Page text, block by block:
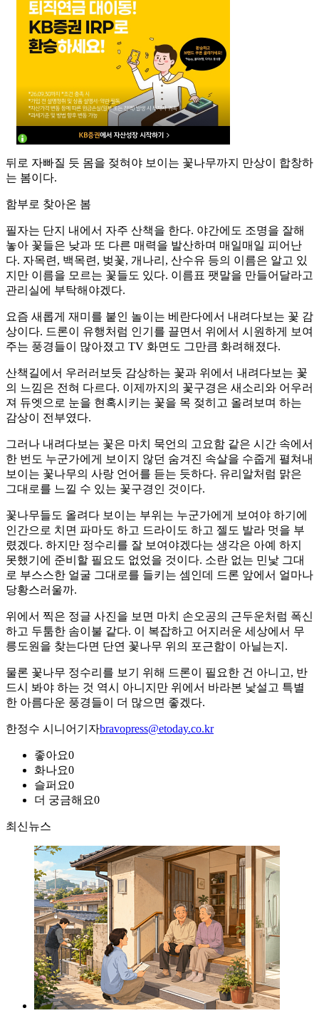
뒤로 자빠질 듯 몸을 젖혀야 보이는 꽃나무까지 만상이 합창하
는 봄이다.
함부로 찾아온 봄
필자는 단지 내에서 자주 산책을 한다. 야간에도 조명을 잘해
놓아 꽃들은 낮과 또 다른 매력을 발산하며 매일매일 피어난
다. 자목련, 백목련, 벚꽃, 개나리, 산수유 등의 이름은 알고 있
지만 이름을 모르는 꽃들도 있다. 이름표 팻말을 만들어달라고
관리실에 부탁해야겠다.
요즘 새롭게 재미를 붙인 놀이는 베란다에서 내려다보는 꽃 감
상이다. 드론이 유행처럼 인기를 끌면서 위에서 시원하게 보여
주는 풍경들이 많아졌고 TV 화면도 그만큼 화려해졌다.
산책길에서 우러러보듯 감상하는 꽃과 위에서 내려다보는 꽃
의 느낌은 전혀 다르다. 이제까지의 꽃구경은 새소리와 어우러
져 듀엣으로 눈을 현혹시키는 꽃을 목 젖히고 올려보며 하는
감상이 전부였다.
그러나 내려다보는 꽃은 마치 묵언의 고요함 같은 시간 속에서
한 번도 누군가에게 보이지 않던 숨겨진 속살을 수줍게 펼쳐내
보이는 꽃나무의 사랑 언어를 듣는 듯하다. 유리알처럼 맑은
그대로를 느낄 수 있는 꽃구경인 것이다.
꽃나무들도 올려다 보이는 부위는 누군가에게 보여야 하기에
인간으로 치면 파마도 하고 드라이도 하고 젤도 발라 멋을 부
렸겠다. 하지만 정수리를 잘 보여야겠다는 생각은 아예 하지
못했기에 준비할 필요도 없었을 것이다. 소란 없는 민낯 그대
로 부스스한 얼굴 그대로를 들키는 셈인데 드론 앞에서 얼마나
당황스러울까.
위에서 찍은 정글 사진을 보면 마치 손오공의 근두운처럼 폭신
하고 두툼한 솜이불 같다. 이 복잡하고 어지러운 세상에서 무
릉도원을 찾는다면 단연 꽃나무 위의 포근함이 아닐는지.
물론 꽃나무 정수리를 보기 위해 드론이 필요한 건 아니고, 반
드시 봐야 하는 것 역시 아니지만 위에서 바라본 낯설고 특별
한 아름다운 풍경들이 더 많으면 좋겠다.
한정수 시니어기자bravopress@etoday.co.kr
좋아요0
화나요0
슬퍼요0
더 궁금해요0
최신뉴스